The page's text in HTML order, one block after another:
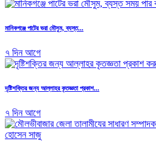
মানিকগঞ্জে পাটের ভরা মৌসুম, ব্যস্ত...
৭ দিন আগে
দৃষ্টিশক্তির জন্য আল্লাহর কৃতজ্ঞতা প্রকাশ...
৭ দিন আগে